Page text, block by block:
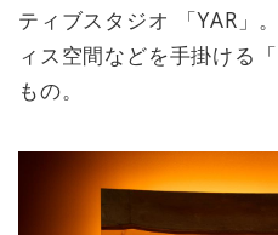
ティブスタジオ 「YAR」
ィス空間などを手掛ける
もの。